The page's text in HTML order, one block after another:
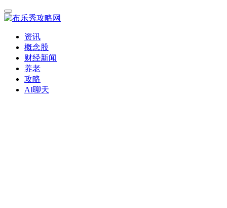
资讯
概念股
财经新闻
养老
攻略
AI聊天